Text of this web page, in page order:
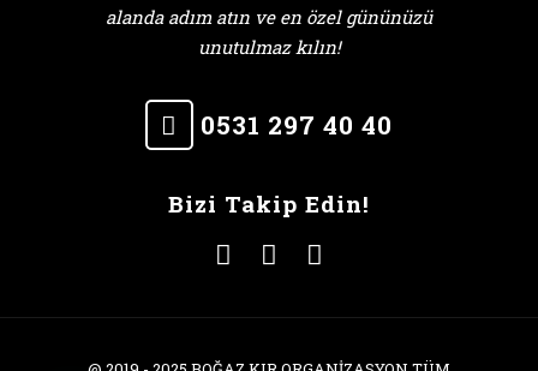
alanda adım atın ve en özel gününüzü
unutulmaz kılın!
0531 297 40 40
Bizi Takip Edin!